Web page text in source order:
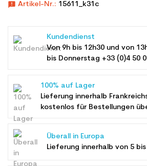
announcement Artikel-Nr.: 15611_k31c
Kundendienst
Von 9h bis 12h30 und von
bis Donnerstag +33 (0)4 50
100% auf Lager
Lieferung innerhalb
kostenlos für Bestellungen
Überall in Europa
Lieferung innerhalb von 5